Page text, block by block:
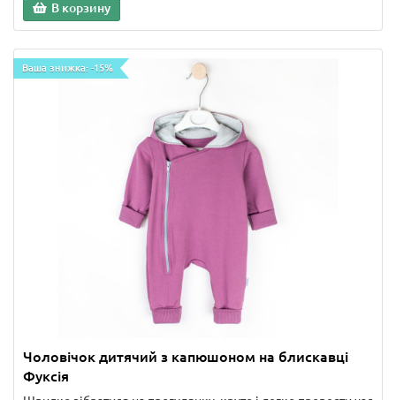
В корзину
Ваша знижка: -15%
Чоловічок дитячий з капюшоном на блискавці
Фуксія